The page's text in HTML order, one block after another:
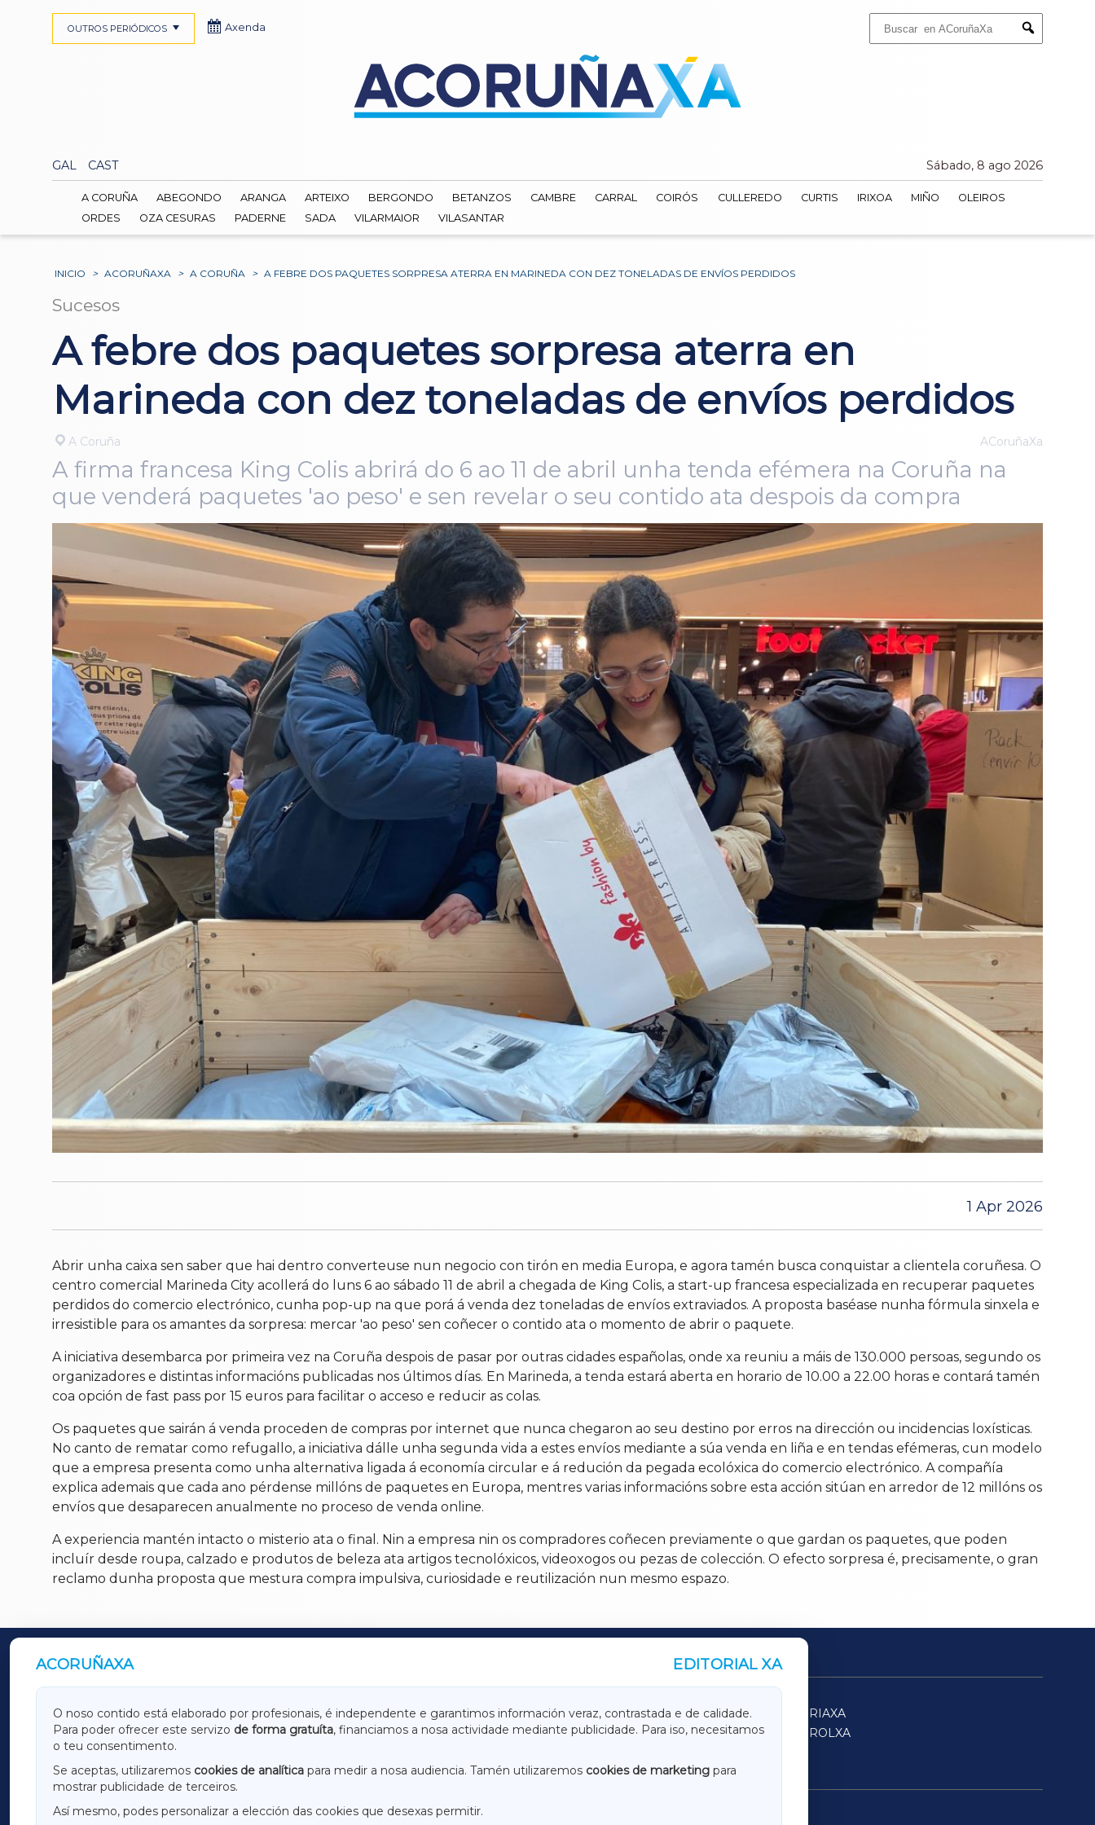
Submit
GAL CAST Sábado, 8 ago 2026
OUTROS PERIÓDICOS Axenda
A CORUÑA ABEGONDO ARANGA ARTEIXO BERGONDO BETANZOS CAMBRE CARRAL COIRÓS CULLEREDO CURTIS IRIXOA MIÑO
OLEIROS
ORDES
OZA CESURAS PADERNE SADA VILARMAIOR VILASANTAR
INICIO > ACORUÑAXA > A CORUÑA > A FEBRE DOS PAQUETES SORPRESA ATERRA EN MARINEDA CON DEZ TONELADAS DE ENVÍOS PERDIDOS
Sucesos
A febre dos paquetes sorpresa aterra en
Marineda con dez toneladas de envíos perdidos
A Coruña ACoruñaXa
A firma francesa King Colis abrirá do 6 ao 11 de abril unha tenda efémera na Coruña na
que venderá paquetes 'ao peso' e sen revelar o seu contido ata despois da compra
1 Apr 2026
Abrir unha caixa sen saber que hai dentro converteuse nun negocio con tirón en media Europa, e agora tamén busca conquistar a clientela coruñesa. O
centro comercial Marineda City acollerá do luns 6 ao sábado 11 de abril a chegada de King Colis, a start-up francesa especializada en recuperar paquetes
perdidos do comercio electrónico, cunha pop-up na que porá á venda dez toneladas de envíos extraviados. A proposta baséase nunha fórmula sinxela e
irresistible para os amantes da sorpresa: mercar 'ao peso' sen coñecer o contido ata o momento de abrir o paquete.
A iniciativa desembarca por primeira vez na Coruña despois de pasar por outras cidades españolas, onde xa reuniu a máis de 130.000 persoas, segundo os
organizadores e distintas informacións publicadas nos últimos días. En Marineda, a tenda estará aberta en horario de 10.00 a 22.00 horas e contará tamén
coa opción de fast pass por 15 euros para facilitar o acceso e reducir as colas.
Os paquetes que sairán á venda proceden de compras por internet que nunca chegaron ao seu destino por erros na dirección ou incidencias loxísticas.
No canto de rematar como refugallo, a iniciativa dálle unha segunda vida a estes envíos mediante a súa venda en liña e en tendas efémeras, cun modelo
que a empresa presenta como unha alternativa ligada á economía circular e á redución da pegada ecolóxica do comercio electrónico. A compañía
explica ademais que cada ano pérdense millóns de paquetes en Europa, mentres varias informacións sobre esta acción sitúan en arredor de 12 millóns os
envíos que desaparecen anualmente no proceso de venda online.
A experiencia mantén intacto o misterio ata o final. Nin a empresa nin os compradores coñecen previamente o que gardan os paquetes, que poden
incluír desde roupa, calzado e produtos de beleza ata artigos tecnolóxicos, videoxogos ou pezas de colección. O efecto sorpresa é, precisamente, o gran
reclamo dunha proposta que mestura compra impulsiva, curiosidade e reutilización nun mesmo espazo.
ACORUÑAXA EDITORIAL XA
O noso contido está elaborado por profesionais, é independente e garantimos información veraz, contrastada e de calidade.
Para poder ofrecer este servizo de forma gratuíta, financiamos a nosa actividade mediante publicidade. Para iso, necesitamos
o teu consentimento.
Se aceptas, utilizaremos cookies de analítica para medir a nosa audiencia. Tamén utilizaremos cookies de marketing para
mostrar publicidade de terceiros.
Así mesmo, podes personalizar a elección das cookies que desexas permitir.
OUTROS PERIÓDICOS
GALICIAXA LUGOXA TERRACHAXA
SARRIAXA
AMARIÑAXA
RIBEIRASACRAXA ACORUÑAXA
FERROLXA
OURENSEXA